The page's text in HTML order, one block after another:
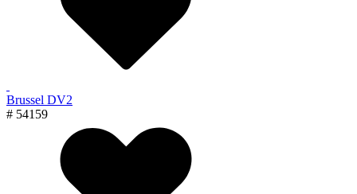
Brussel DV2
# 54159